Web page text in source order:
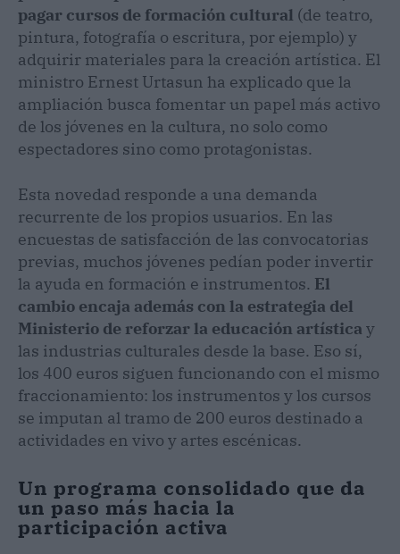
pagar cursos de formación cultural (de teatro,
pintura, fotografía o escritura, por ejemplo) y
adquirir materiales para la creación artística. El
ministro Ernest Urtasun ha explicado que la
ampliación busca fomentar un papel más activo
de los jóvenes en la cultura, no solo como
espectadores sino como protagonistas.
Esta novedad responde a una demanda
recurrente de los propios usuarios. En las
encuestas de satisfacción de las convocatorias
previas, muchos jóvenes pedían poder invertir
la ayuda en formación e instrumentos. El
cambio encaja además con la estrategia del
Ministerio de reforzar la educación artística y
las industrias culturales desde la base. Eso sí,
los 400 euros siguen funcionando con el mismo
fraccionamiento: los instrumentos y los cursos
se imputan al tramo de 200 euros destinado a
actividades en vivo y artes escénicas.
Un programa consolidado que da
un paso más hacia la
participación activa